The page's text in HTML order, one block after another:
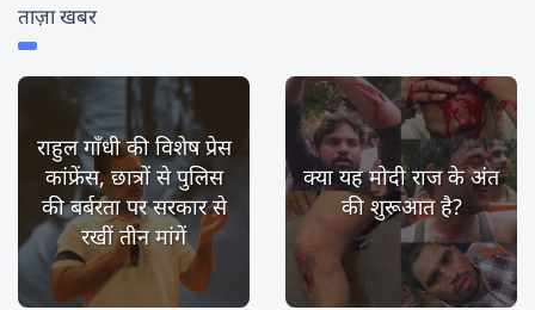
ताज़ा खबर
राहुल गाँधी की विशेष प्रेस
कांफ्रेंस, छात्रों से पुलिस
की बर्बरता पर सरकार से
रखीं तीन मांगें
क्या यह मोदी राज के अंत
की शुरूआत है?